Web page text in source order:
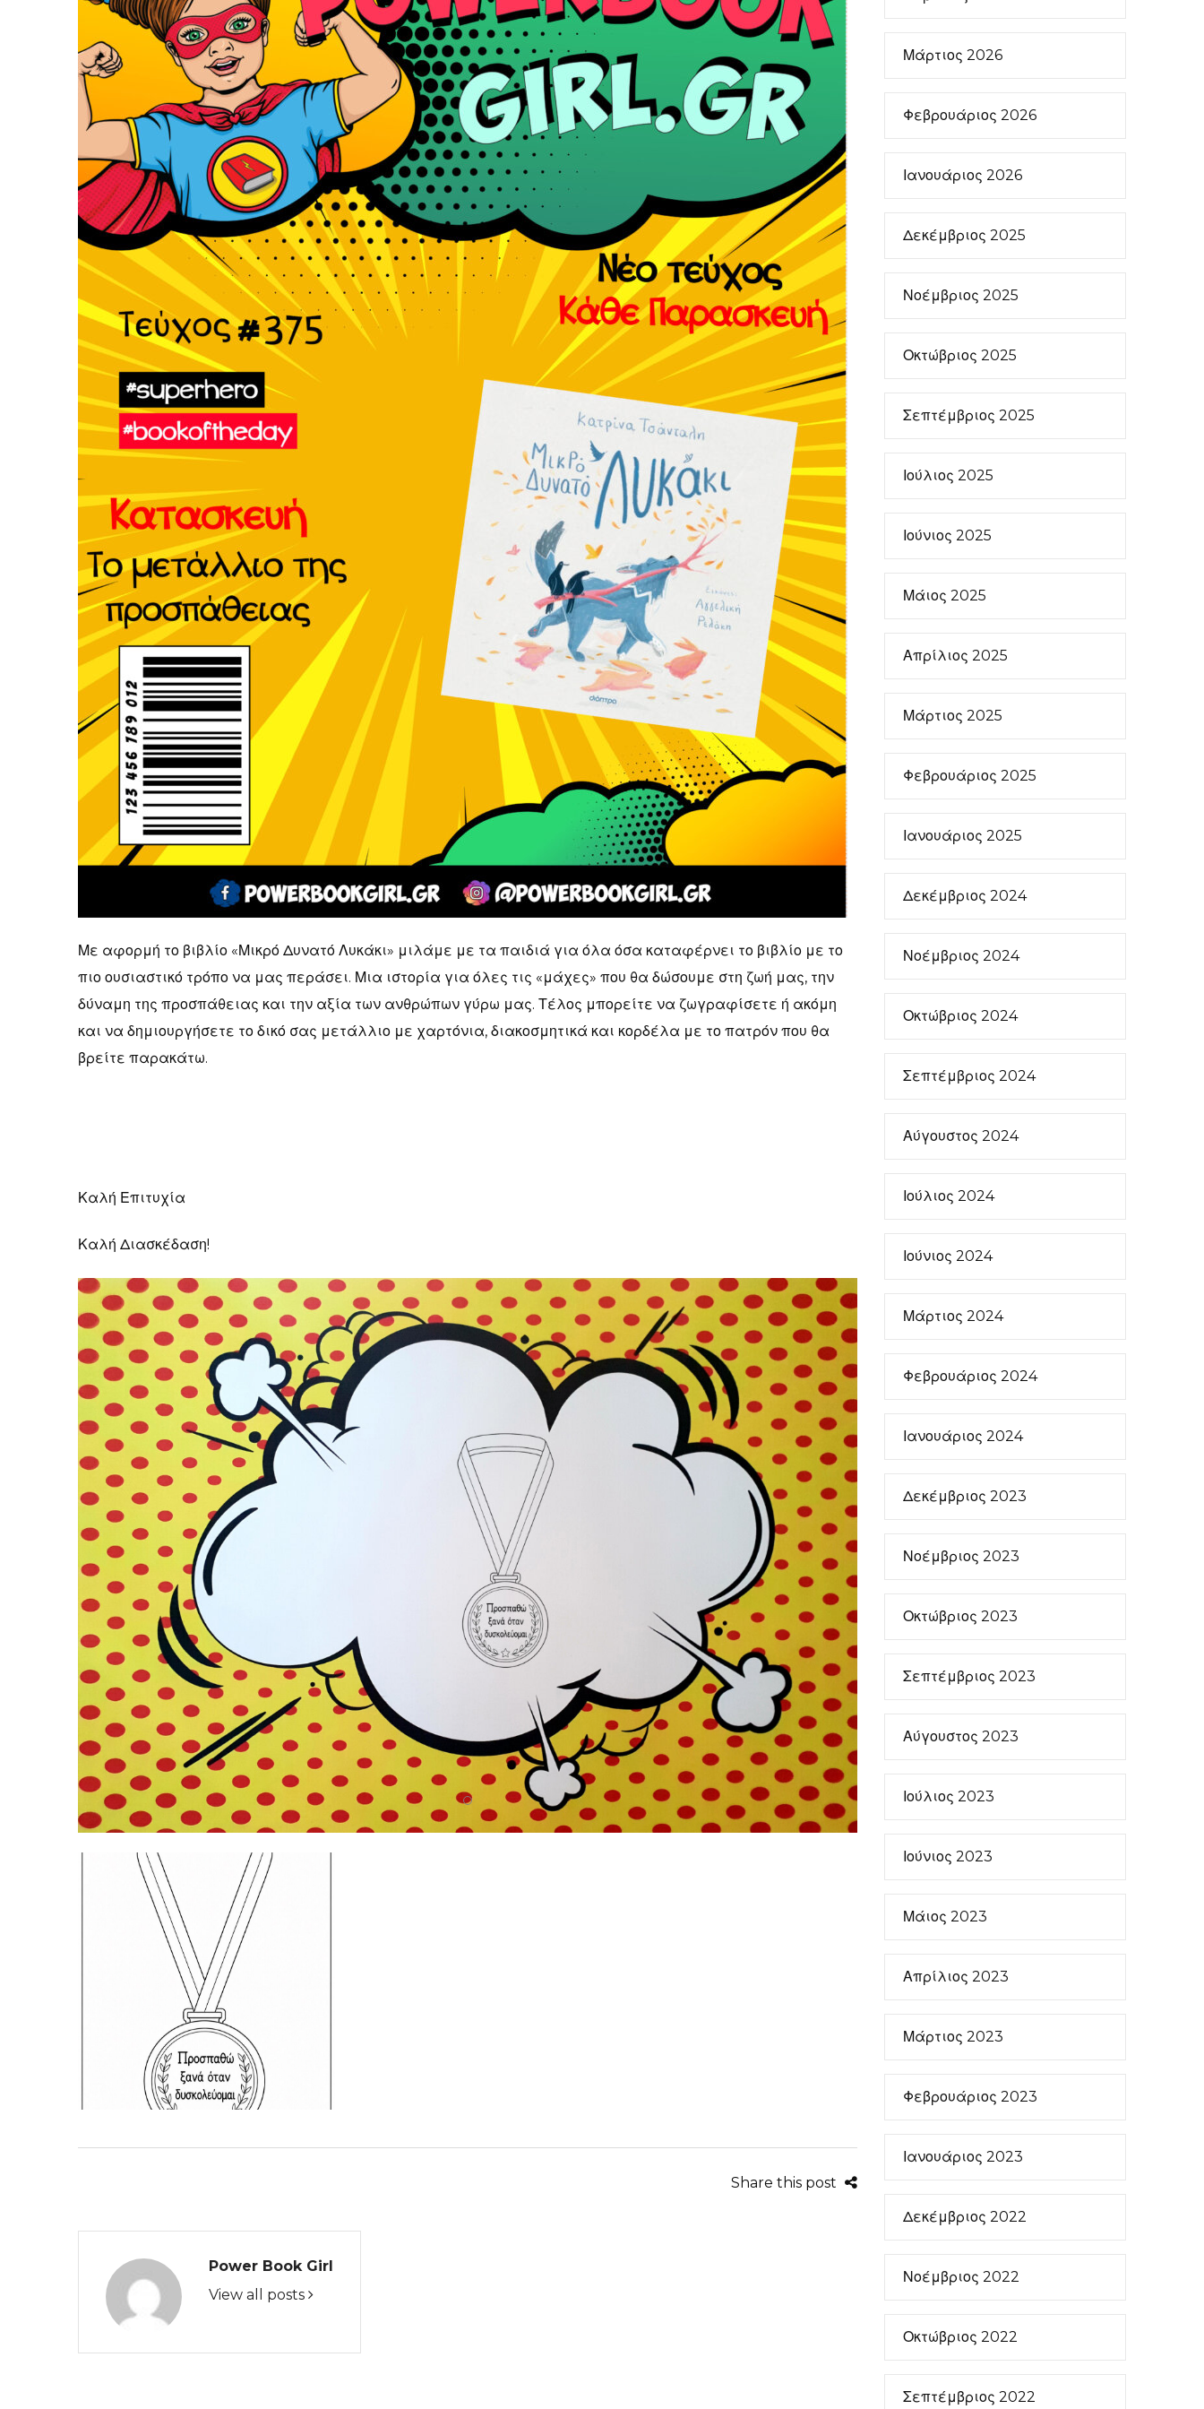
Με αφορμή το βιβλίο «Μικρό Δυνατό Λυκάκι» μιλάμε με τα παιδιά για όλα όσα καταφέρνει το βιβλίο με το
πιο ουσιαστικό τρόπο να μας περάσει. Μια ιστορία για όλες τις «μάχες» που θα δώσουμε στη ζωή μας, την
δύναμη της προσπάθειας και την αξία των ανθρώπων γύρω μας. Τέλος μπορείτε να ζωγραφίσετε ή ακόμη
και να δημιουργήσετε το δικό σας μετάλλιο με χαρτόνια, διακοσμητικά και κορδέλα με το πατρόν που θα
βρείτε παρακάτω.
Καλή Επιτυχία
Καλή Διασκέδαση!
Share this post
Power Book Girl
View all posts
Μάρτιος 2026
Φεβρουάριος 2026
Ιανουάριος 2026
Δεκέμβριος 2025
Νοέμβριος 2025
Οκτώβριος 2025
Σεπτέμβριος 2025
Ιούλιος 2025
Ιούνιος 2025
Μάιος 2025
Απρίλιος 2025
Μάρτιος 2025
Φεβρουάριος 2025
Ιανουάριος 2025
Δεκέμβριος 2024
Νοέμβριος 2024
Οκτώβριος 2024
Σεπτέμβριος 2024
Αύγουστος 2024
Ιούλιος 2024
Ιούνιος 2024
Μάρτιος 2024
Φεβρουάριος 2024
Ιανουάριος 2024
Δεκέμβριος 2023
Νοέμβριος 2023
Οκτώβριος 2023
Σεπτέμβριος 2023
Αύγουστος 2023
Ιούλιος 2023
Ιούνιος 2023
Μάιος 2023
Απρίλιος 2023
Μάρτιος 2023
Φεβρουάριος 2023
Ιανουάριος 2023
Δεκέμβριος 2022
Νοέμβριος 2022
Οκτώβριος 2022
Σεπτέμβριος 2022